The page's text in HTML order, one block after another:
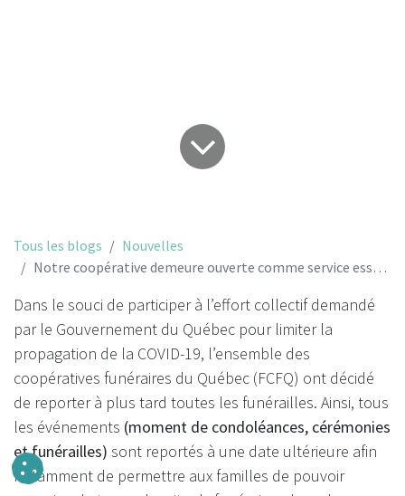
Tous les blogs
Nouvelles
Notre coopérative demeure ouverte comme service essentiel
Dans le souci de participer à l’effort collectif demandé
par le Gouvernement du Québec pour limiter la
propagation de la COVID-19, l’ensemble des
coopératives funéraires du Québec (FCFQ) ont décidé
de reporter à plus tard toutes les funérailles. Ainsi, tous
les événements (moment de condoléances, cérémonies
et funérailles) sont reportés à une date ultérieure afin
notamment de permettre aux familles de pouvoir